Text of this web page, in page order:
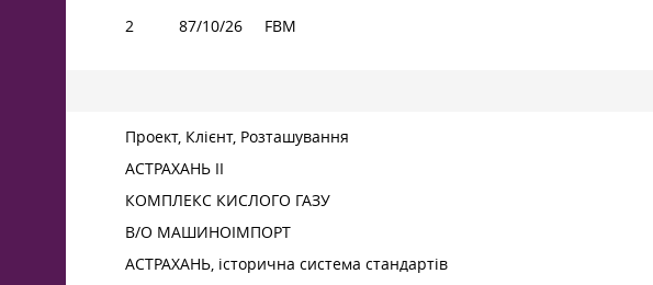
2 87/10/26 FBM
Проект, Клієнт, Розташування
АСТРАХАНЬ ІІ
КОМПЛЕКС КИСЛОГО ГАЗУ
В/О МАШИНОІМПОРТ
АСТРАХАНЬ, історична система стандартів